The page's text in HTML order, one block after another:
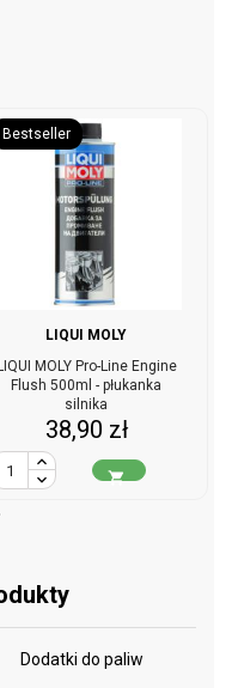
Bestseller
LIQUI MOLY
LIQUI MOLY Pro-Line Engine
Flush 500ml - płukanka
silnika
Cena
38,90 zł

Dodatki do paliw